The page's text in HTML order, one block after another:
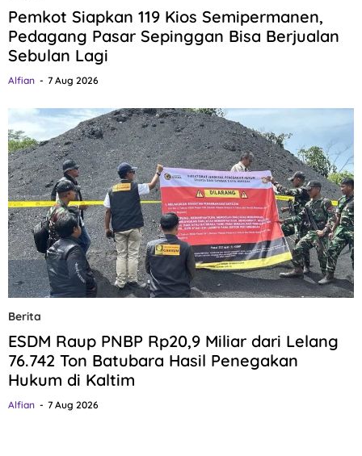
Pemkot Siapkan 119 Kios Semipermanen,
Pedagang Pasar Sepinggan Bisa Berjualan
Sebulan Lagi
Alfian 7 Aug 2026
Berita
ESDM Raup PNBP Rp20,9 Miliar dari Lelang
76.742 Ton Batubara Hasil Penegakan
Hukum di Kaltim
Alfian 7 Aug 2026